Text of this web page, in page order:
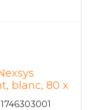
blanc, 80 x
Nexsys sol